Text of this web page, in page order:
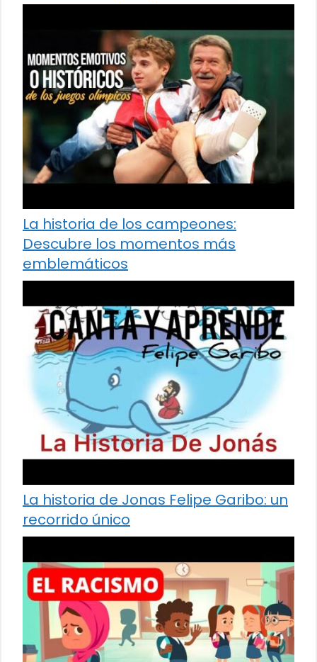
La historia de los campeones:
Descubre los momentos más
emblemáticos
La historia de Jonas Felipe Garibo: un
recorrido único